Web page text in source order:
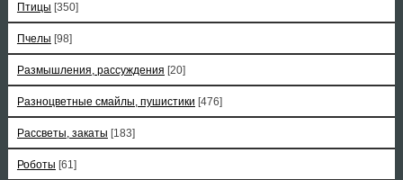
Птицы [350]
Пчелы [98]
Размышления, рассуждения [20]
Разноцветные смайлы, пушистики [476]
Рассветы, закаты [183]
Роботы [61]